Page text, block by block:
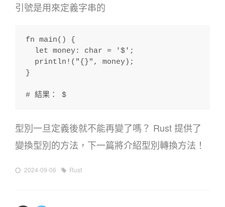
引號是用來定義字串的
fn main() {
  let money: char = '$';
  println!("{}", money);
}
# 結果： $
型別一旦定義後就不能再變了嗎？ Rust 提供了
變換型別的方法，下一篇將介紹型別轉換方法！
2024-09-06 Rust